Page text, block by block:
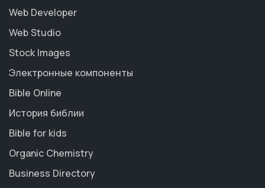
Web Developer
Web Studio
Stock Images
Электронные компоненты
Bible Online
История библии
Bible for kids
Organic Chemistry
Business Directory